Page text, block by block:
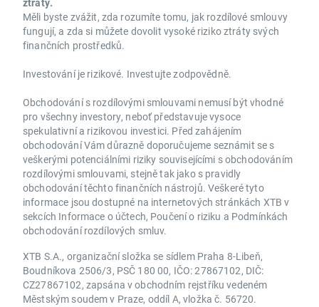
Měli byste zvážit, zda rozumíte tomu, jak rozdílové smlouvy
fungují, a zda si můžete dovolit vysoké riziko ztráty svých
finančních prostředků.
Investování je rizikové. Investujte zodpovědně.
Obchodování s rozdílovými smlouvami nemusí být vhodné
pro všechny investory, neboť představuje vysoce
spekulativní a rizikovou investici. Před zahájením
obchodování Vám důrazně doporučujeme seznámit se s
veškerými potenciálními riziky souvisejícími s obchodováním
rozdílovými smlouvami, stejně tak jako s pravidly
obchodování těchto finančních nástrojů. Veškeré tyto
informace jsou dostupné na internetových stránkách XTB v
sekcích Informace o účtech, Poučení o riziku a Podmínkách
obchodování rozdílových smluv.
XTB S.A., organizační složka se sídlem Praha 8-Libeň,
Boudníkova 2506/3, PSČ 180 00, IČO: 27867102, DIČ:
CZ27867102, zapsána v obchodním rejstříku vedeném
Městským soudem v Praze, oddíl A, vložka č. 56720.